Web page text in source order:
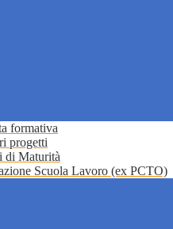
formativa
progetti
di Maturità
Scuola Lavoro (ex PCTO)